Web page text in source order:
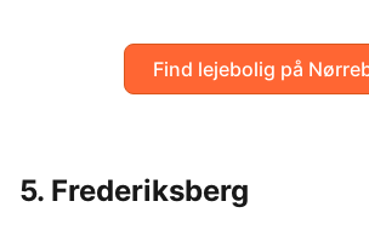
Find lejebolig på
5. Frederiksberg